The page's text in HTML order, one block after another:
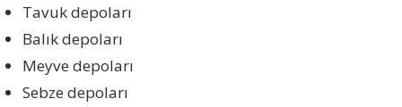
Tavuk depoları
Balık depoları
Meyve depoları
Sebze depoları